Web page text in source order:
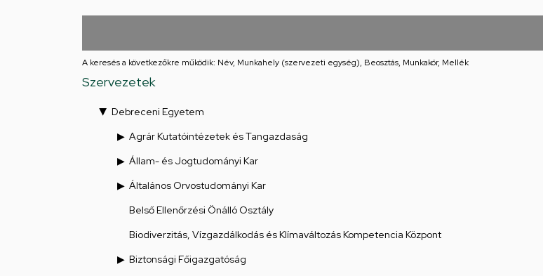
Iskolája
feladatellátási
A keresés a következőkre működik: Név, Munkahely (szervezeti egység), Beosztás, Munkakör, Mellék
Szervezetek
Debreceni Egyetem
Agrár Kutatóintézetek és Tangazdaság
Állam- és Jogtudományi Kar
Általános Orvostudományi Kar
Belső Ellenőrzési Önálló Osztály
Biodiverzitás, Vízgazdálkodás és Klímaváltozás Kompetencia Központ
Biztonsági Főigazgatóság